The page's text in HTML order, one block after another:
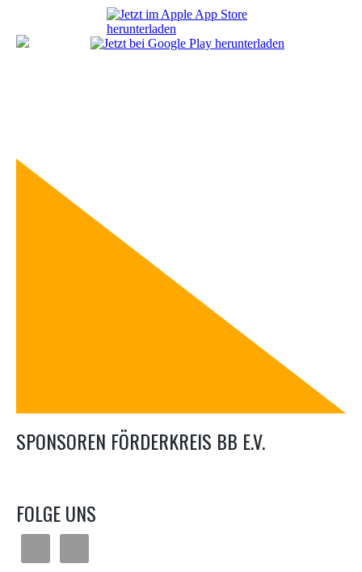
SPONSOREN FÖRDERKREIS BB E.V.
FOLGE UNS